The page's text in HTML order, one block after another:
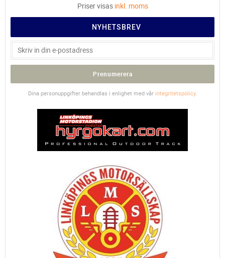
Priser visas inkl. moms
NYHETSBREV
Prenumerera
Dina personuppgifter behandlas i enlighet med vår integritetspolicy.